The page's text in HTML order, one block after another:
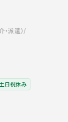
派遣）
土日祝休み